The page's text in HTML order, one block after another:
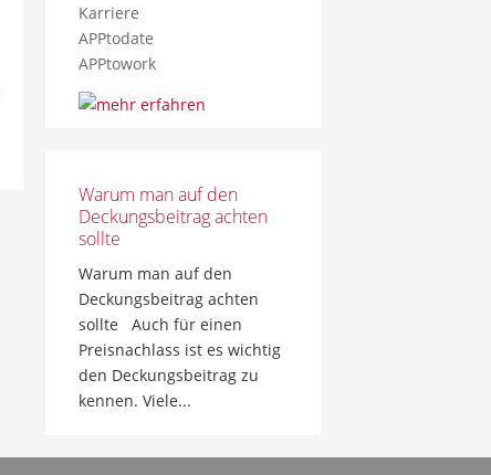
Karriere
APPtodate
APPtowork
Warum man auf den
Deckungsbeitrag achten
sollte
Warum man auf den
Deckungsbeitrag achten
sollte Auch für einen
Preisnachlass ist es wichtig
den Deckungsbeitrag zu
kennen. Viele...